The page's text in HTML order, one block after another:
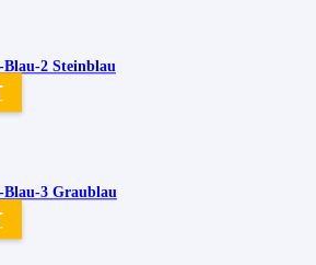
2 Steinblau
3 Graublau